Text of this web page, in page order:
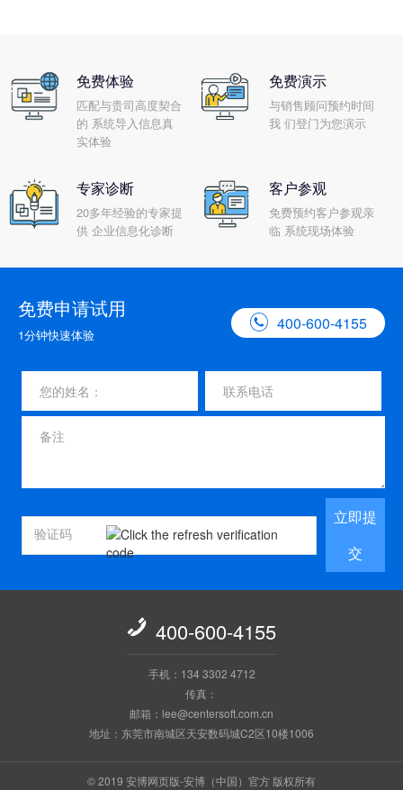
免费体验
匹配与贵司高度契合
的 系统导入信息真
实体验
免费演示
与销售顾问预约时间
我 们登门为您演示
专家诊断
20多年经验的专家提
供 企业信息化诊断
客户参观
免费预约客户参观亲
临 系统现场体验
免费申请试用
1分钟快速体验
 400-600-4155
立即提
交
 400-600-4155
手机：134 3302 4712
传真：
邮箱：lee@centersoft.com.cn
地址：东莞市南城区天安数码城C2区10楼1006
© 2019 安博网页版-安博（中国）官方 版权所有